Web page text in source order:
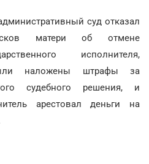
суд отказал
матери об отмене
исполнителя,
наложены штрафы за
судебного решения, и
арестовал деньги на